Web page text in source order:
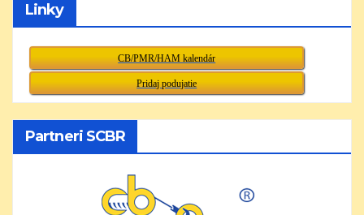
Linky
CB/PMR/HAM kalendár
Pridaj podujatie
Partneri SCBR